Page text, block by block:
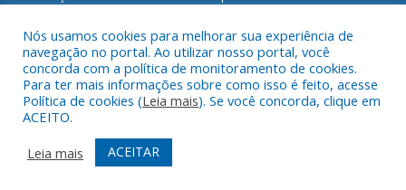
Todos os direitos reservados a Prefeitura Municipal de
Mocajuba.
Mapa do Site
Acessar Área Administrativa
Acessar Webmail
Nós usamos cookies para melhorar sua experiência de
navegação no portal. Ao utilizar nosso portal, você
concorda com a política de monitoramento de cookies.
Para ter mais informações sobre como isso é feito, acesse
Política de cookies (Leia mais). Se você concorda, clique em
ACEITO.
Leia mais
ACEITAR